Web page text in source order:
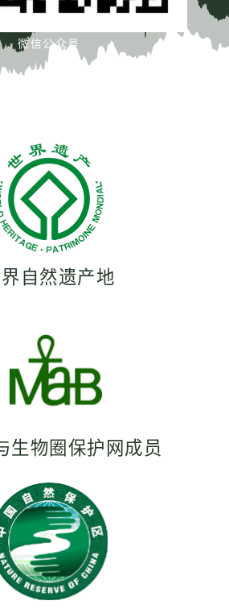
微信公众号
自然遗产地
生物圈保护网成员